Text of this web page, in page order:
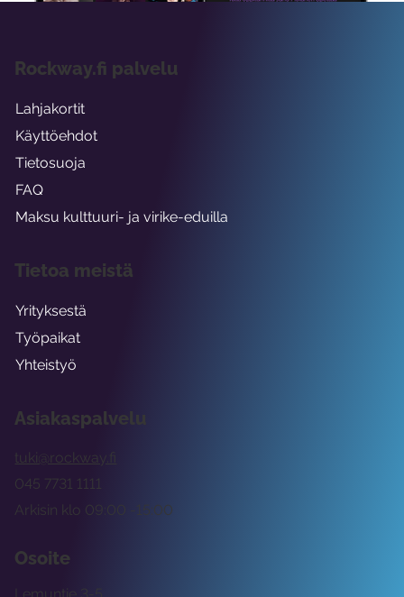
Asiakaspalvelu
tuki@rockway.fi
Arkisin klo 09:00 -15:00
045 7731 1111
Osoite
Rockway.fi palvelu
Lahjakortit
Käyttöehdot
Tietosuoja
FAQ
Maksu kulttuuri- ja virike-eduilla
Tietoa meistä
Yrityksestä
Työpaikat
Yhteistyö